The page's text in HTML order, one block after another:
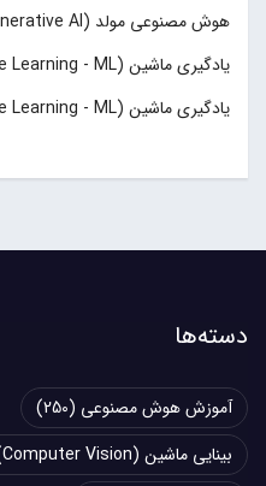
هوش مصنوعی مولد (Generative AI)
یادگیری ماشین (Machine Learning - ML)
یادگیری ماشین (Machine Learning - ML)
دسته‌ها
آموزش هوش مصنوعی (250)
بینایی ماشین (Computer Vision)